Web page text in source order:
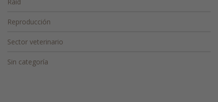
Reproducción
Sector veterinario
Sin categoría